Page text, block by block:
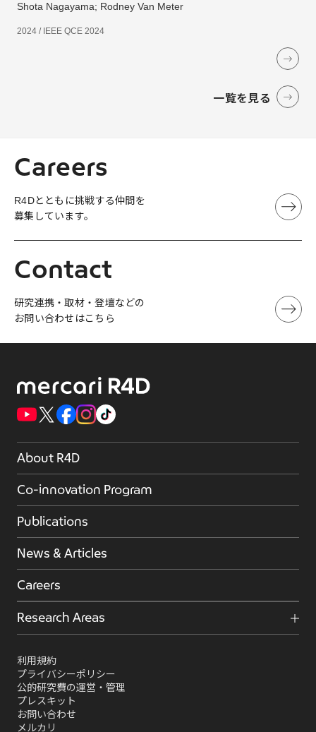
Shota Nagayama; Rodney Van Meter
2024 / IEEE QCE 2024
一覧を見る
Careers
R4Dとともに挑戦する仲間を
募集しています。
Contact
研究連携・取材・登壇などの
お問い合わせはこちら
About R4D
Co-innovation Program
Publications
News & Articles
Careers
Research Areas
利用規約
プライバシーポリシー
公的研究費の運営・管理
プレスキット
お問い合わせ
メルカリ